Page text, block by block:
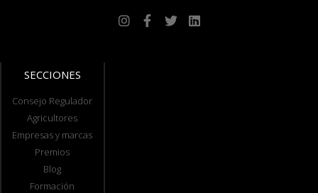
SECCIONES
Consejo Regulador
Agricultores
Empresas y marcas
Premios
Blog
Formación